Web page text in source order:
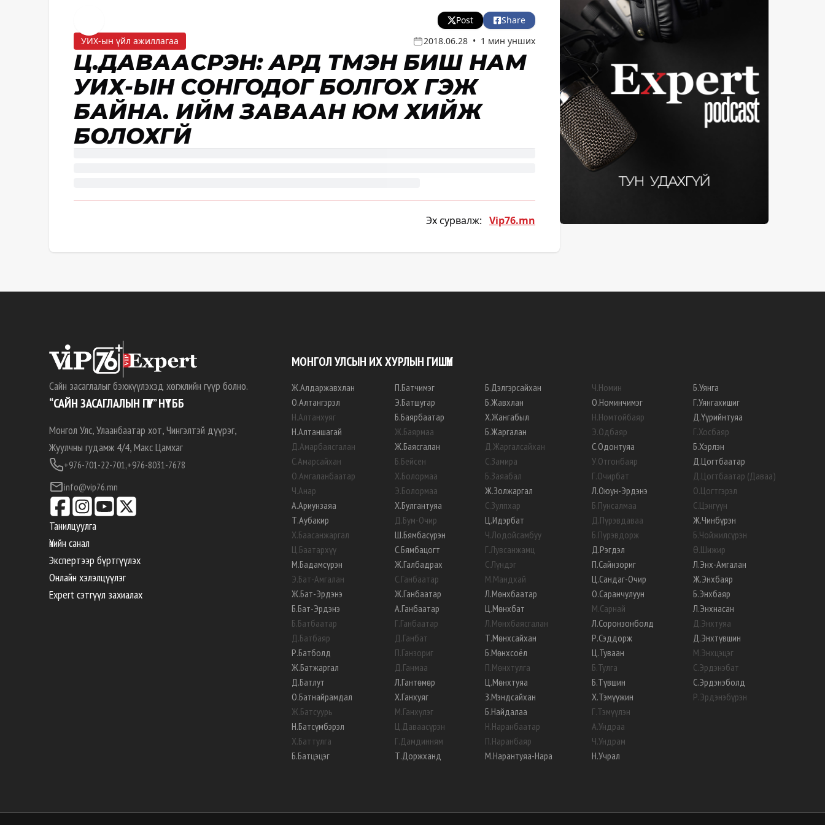
Post
Share
УИХ-ын үйл ажиллагаа
2018.06.28 • 1 мин унших
Ц.ДАВААСҮРЭН: АРД ТҮМЭН БИШ НАМ
УИХ-ЫН СОНГОДОГ БОЛГОХ ГЭЖ
БАЙНА. ИЙМ ЗАВААН ЮМ ХИЙЖ
БОЛОХГҮЙ
Эх сурвалж: Vip76.mn
Сайн засаглалыг бэхжүүлэхэд хөгжлийн гүүр болно.
“САЙН ЗАСАГЛАЛЫН ГҮҮР” НҮТББ
Монгол Улс, Улаанбаатар хот, Чингэлтэй дүүрэг,
Жуулчны гудамж 4/4, Макс Цамхаг
+976-701-22-701,+976-8031-7678
info@vip76.mn
Танилцуулга
Үнийн санал
Экспертээр бүртгүүлэх
Онлайн хэлэлцүүлэг
Expert сэтгүүл захиалах
МОНГОЛ УЛСЫН ИХ ХУРЛЫН ГИШҮҮН
Ж.Алдаржавхлан
О.Алтангэрэл
Н.Алтанхуяг
Н.Алтаншагай
Д.Амарбаясгалан
С.Амарсайхан
О.Амгаланбаатар
Ч.Анар
А.Ариунзаяа
Т.Аубакир
Х.Баасанжаргал
Ц.Баатархүү
М.Бадамсүрэн
Э.Бат-Амгалан
Ж.Бат-Эрдэнэ
Б.Бат-Эрдэнэ
Б.Батбаатар
Д.Батбаяр
Р.Батболд
Ж.Батжаргал
Д.Батлут
О.Батнайрамдал
Ж.Батсуурь
Н.Батсүмбэрэл
Х.Баттулга
Б.Батцэцэг
П.Батчимэг
Э.Батшугар
Б.Баярбаатар
Ж.Баярмаа
Ж.Баясгалан
Б.Бейсен
Х.Болормаа
Э.Болормаа
Х.Булгантуяа
Д.Бум-Очир
Ш.Бямбасүрэн
С.Бямбацогт
Ж.Галбадрах
С.Ганбаатар
Ж.Ганбаатар
А.Ганбаатар
Г.Ганбаатар
Д.Ганбат
П.Ганзориг
Д.Ганмаа
Л.Гантөмөр
Х.Ганхуяг
М.Ганхүлэг
Ц.Даваасүрэн
Г.Дамдинням
Т.Доржханд
Б.Дэлгэрсайхан
Б.Жавхлан
Х.Жангабыл
Б.Жаргалан
Д.Жаргалсайхан
С.Замира
Б.Заяабал
Ж.Золжаргал
С.Зулпхар
Ц.Идэрбат
Ч.Лодойсамбуу
Г.Лувсанжамц
С.Лүндэг
М.Мандхай
Л.Мөнхбаатар
Ц.Мөнхбат
Л.Мөнхбаясгалан
Т.Мөнхсайхан
Б.Мөнхсоёл
П.Мөнхтулга
Ц.Мөнхтуяа
З.Мэндсайхан
Б.Найдалаа
Н.Наранбаатар
П.Наранбаяр
М.Нарантуяа-Нара
Ч.Номин
О.Номинчимэг
Н.Номтойбаяр
Э.Одбаяр
С.Одонтуяа
У.Отгонбаяр
Г.Очирбат
Л.Оюун-Эрдэнэ
Б.Пунсалмаа
Д.Пүрэвдаваа
Б.Пүрэвдорж
Д.Рэгдэл
П.Сайнзориг
Ц.Сандаг-Очир
О.Саранчулуун
М.Сарнай
Л.Соронзонболд
Р.Сэддорж
Ц.Туваан
Б.Тулга
Б.Түвшин
Х.Тэмүүжин
Г.Тэмүүлэн
А.Ундраа
Ч.Ундрам
Н.Учрал
Б.Уянга
Г.Уянгахишиг
Д.Үүрийнтуяа
Г.Хосбаяр
Б.Хэрлэн
Д.Цогтбаатар
Д.Цогтбаатар (Даваа)
О.Цогтгэрэл
С.Цэнгүүн
Ж.Чинбүрэн
Б.Чойжилсүрэн
Ө.Шижир
Л.Энх-Амгалан
Ж.Энхбаяр
Б.Энхбаяр
Л.Энхнасан
Д.Энхтуяа
Д.Энхтүвшин
М.Энхцэцэг
С.Эрдэнэбат
С.Эрдэнэболд
Р.Эрдэнэбүрэн